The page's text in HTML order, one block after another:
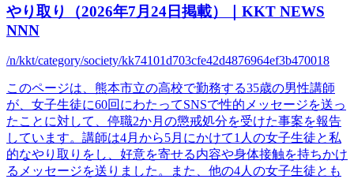
やり取り（2026年7月24日掲載）｜KKT NEWS
NNN
/n/kkt/category/society/kk74101d703cfe42d4876964ef3b470018
このページは、熊本市立の高校で勤務する35歳の男性講師
が、女子生徒に60回にわたってSNSで性的メッセージを送っ
たことに対して、停職2か月の懲戒処分を受けた事案を報告
しています。講師は4月から5月にかけて1人の女子生徒と私
的なやり取りをし、好意を寄せる内容や身体接触を持ちかけ
るメッセージを送りました。また、他の4人の女子生徒とも